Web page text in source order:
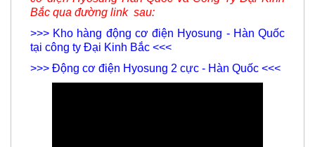
Bắc qua đường link sau:
>>> Kho hàng động cơ điện Hyosung - Hàn Quốc
tại công ty Đại Kinh Bắc <<<
>>> Động cơ điện Hyosung 2 cực - Hàn Quốc <<<